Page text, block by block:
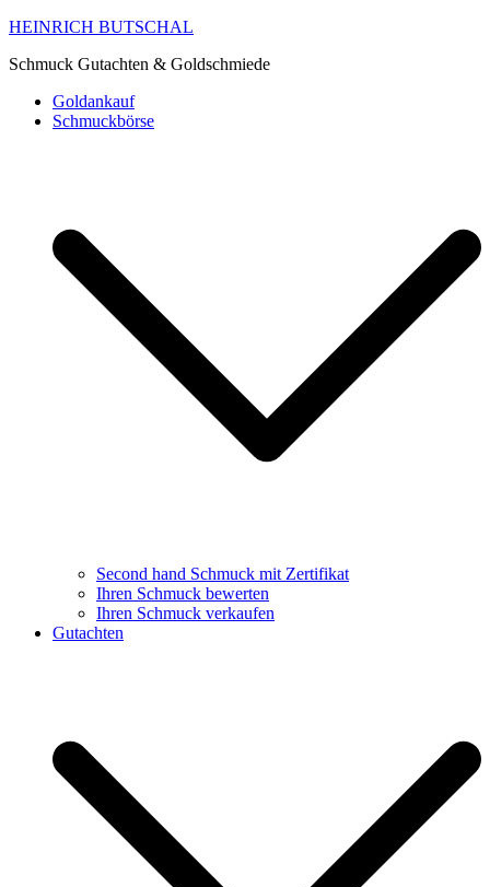
HEINRICH BUTSCHAL
Schmuck Gutachten & Goldschmiede
Goldankauf
Schmuckbörse
Second hand Schmuck mit Zertifikat
Ihren Schmuck bewerten
Ihren Schmuck verkaufen
Gutachten